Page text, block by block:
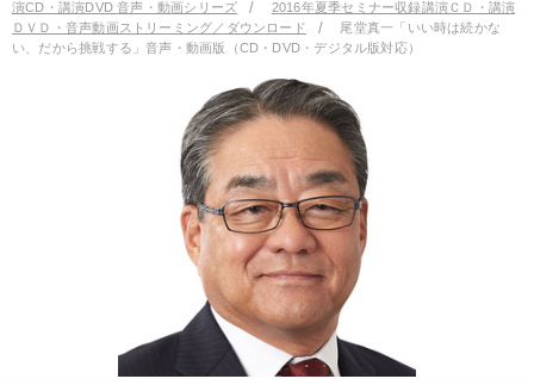
全国経営者セミナー講演収録物（全1315タイトル）からお探しいただけ
優秀各社の智恵と戦略 事業家のロマンと経営
専門家のアドバイス
リーダーの器量を学ぶ
演CD・講演DVD 音声・動画シリーズ
2016年夏季セミナー収録講演ＣＤ・講演
ＤＶＤ・音声動画ストリーミング／ダウンロード
尾堂真一「いい時は続かな
い、だから挑戦する」音声・動画版（CD・DVD・デジタル版対応）